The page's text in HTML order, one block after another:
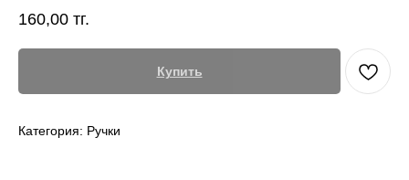
160,00 тг.
Купить
Категория: Ручки